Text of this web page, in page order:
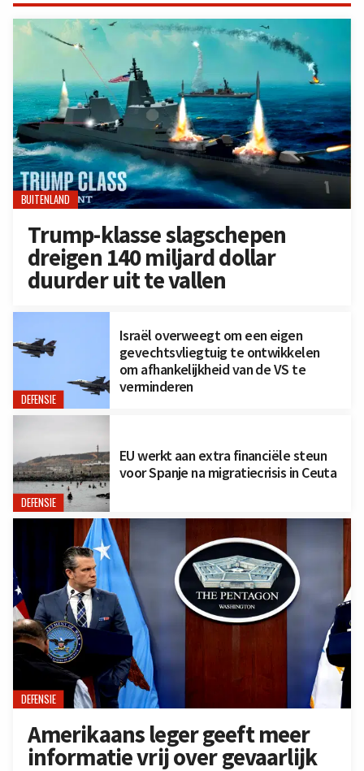
BUITENLAND
Trump-klasse slagschepen
dreigen 140 miljard dollar
duurder uit te vallen
DEFENSIE
Israël overweegt om een eigen
gevechtsvliegtuig te ontwikkelen
om afhankelijkheid van de VS te
verminderen
DEFENSIE
EU werkt aan extra financiële steun
voor Spanje na migratiecrisis in Ceuta
DEFENSIE
Amerikaans leger geeft meer
informatie vrij over gevaarlijk